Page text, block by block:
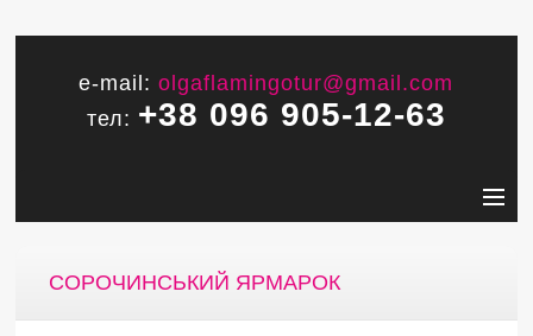
e-mail:olgaflamingotur@gmail.com
тел: +38 096 905-12-63
СОРОЧИНСЬКИЙ ЯРМАРОК